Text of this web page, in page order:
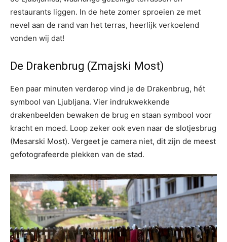
restaurants liggen. In de hete zomer sproeien ze met
nevel aan de rand van het terras, heerlijk verkoelend
vonden wij dat!
De Drakenbrug (Zmajski Most)
Een paar minuten verderop vind je de Drakenbrug, hét
symbool van Ljubljana. Vier indrukwekkende
drakenbeelden bewaken de brug en staan symbool voor
kracht en moed. Loop zeker ook even naar de slotjesbrug
(Mesarski Most). Vergeet je camera niet, dit zijn de meest
gefotografeerde plekken van de stad.